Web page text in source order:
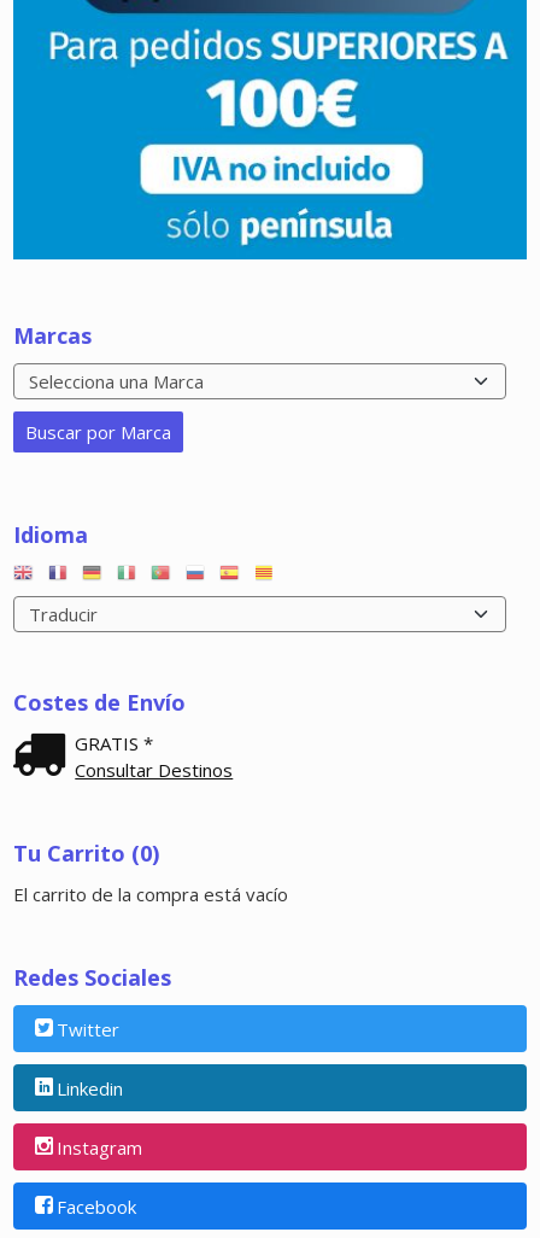
Marcas
Idioma
Costes de Envío
GRATIS *
Consultar Destinos
Tu Carrito (0)
El carrito de la compra está vacío
Redes Sociales
Twitter
Linkedin
Instagram
Facebook